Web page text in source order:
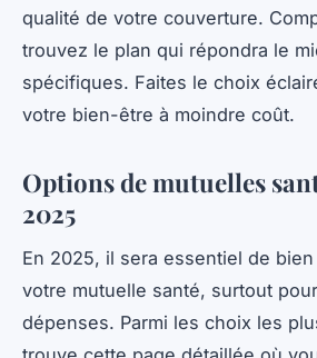
qualité de votre couverture.
trouvez le plan qui répondra le
spécifiques. Faites le choix
votre bien-être à moindre coût.
Options de mutuelles
2025
En 2025, il sera essentiel de
votre mutuelle santé, surtout
dépenses. Parmi les choix les